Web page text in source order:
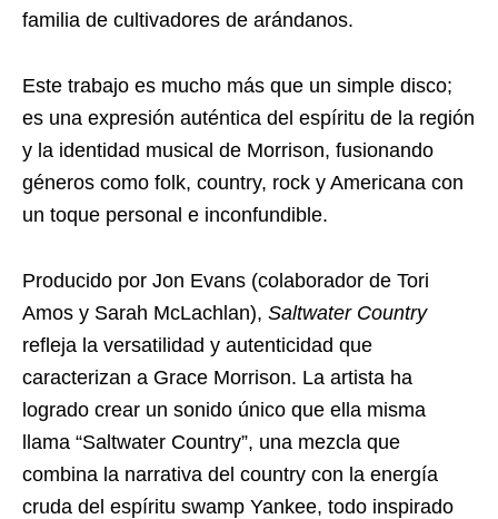
familia de cultivadores de arándanos.
Este trabajo es mucho más que un simple disco;
es una expresión auténtica del espíritu de la región
y la identidad musical de Morrison, fusionando
géneros como folk, country, rock y Americana con
un toque personal e inconfundible.
Producido por Jon Evans (colaborador de Tori
Amos y Sarah McLachlan), Saltwater Country
refleja la versatilidad y autenticidad que
caracterizan a Grace Morrison. La artista ha
logrado crear un sonido único que ella misma
llama “Saltwater Country”, una mezcla que
combina la narrativa del country con la energía
cruda del espíritu swamp Yankee, todo inspirado